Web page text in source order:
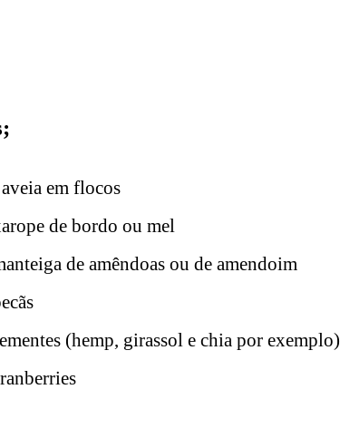
em flocos
de bordo ou mel
de amêndoas ou de amendoim
(hemp, girassol e chia por exemplo)